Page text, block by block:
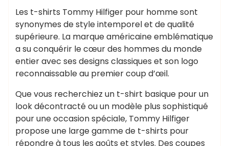
Les t-shirts Tommy Hilfiger pour homme sont
synonymes de style intemporel et de qualité
supérieure. La marque américaine emblématique
a su conquérir le cœur des hommes du monde
entier avec ses designs classiques et son logo
reconnaissable au premier coup d’œil.
Que vous recherchiez un t-shirt basique pour un
look décontracté ou un modèle plus sophistiqué
pour une occasion spéciale, Tommy Hilfiger
propose une large gamme de t-shirts pour
répondre à tous les goûts et styles. Des coupes